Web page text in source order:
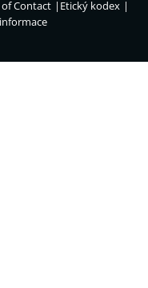
Contact
Etický kodex